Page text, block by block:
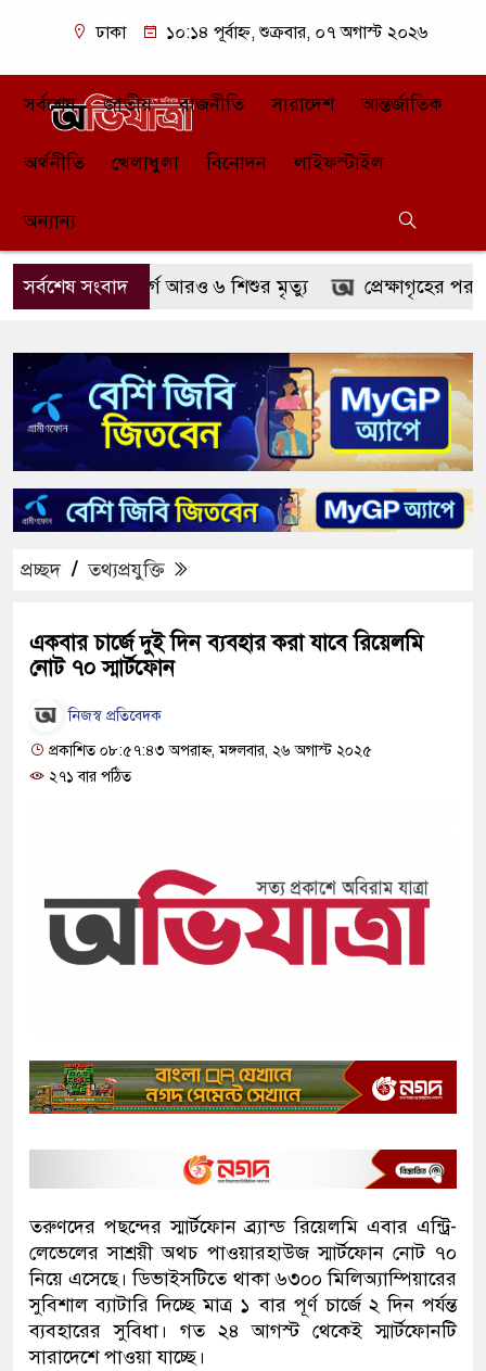
ঢাকা ১০:১৪ পূর্বাহ্ন, শুক্রবার, ০৭ অগাস্ট ২০২৬
সর্বশেষ জাতীয় রাজনীতি সারাদেশ আন্তর্জাতিক
অর্থনীতি খেলাধুলা বিনোদন লাইফস্টাইল
অন্যান্য
সর্বশেষ সংবাদ
উপসর্গে আরও ৬ শিশুর মৃত্যু প্রেক্ষাগৃহের পর এবার
প্রচ্ছদ/তথ্যপ্রযুক্তি
একবার চার্জে দুই দিন ব্যবহার করা যাবে রিয়েলমি
নোট ৭০ স্মার্টফোন
নিজস্ব প্রতিবেদক
প্রকাশিত ০৮:৫৭:৪৩ অপরাহ্ন, মঙ্গলবার, ২৬ অগাস্ট ২০২৫
২৭১ বার পঠিত
তরুণদের পছন্দের স্মার্টফোন ব্র্যান্ড রিয়েলমি এবার এন্ট্রি-
লেভেলের সাশ্রয়ী অথচ পাওয়ারহাউজ স্মার্টফোন নোট ৭০
নিয়ে এসেছে। ডিভাইসটিতে থাকা ৬৩০০ মিলিঅ্যাম্পিয়ারের
সুবিশাল ব্যাটারি দিচ্ছে মাত্র ১ বার পূর্ণ চার্জে ২ দিন পর্যন্ত
ব্যবহারের সুবিধা। গত ২৪ আগস্ট থেকেই স্মার্টফোনটি
সারাদেশে পাওয়া যাচ্ছে।